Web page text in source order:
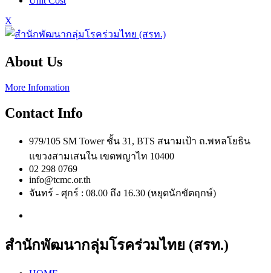
X
About Us
More Infomation
Contact Info
979/105 SM Tower ชั้น 31, BTS สนามเป้า ถ.พหลโยธิน
แขวงสามเสนใน เขตพญาไท 10400
02 298 0769
info@tcmc.or.th
จันทร์ - ศุกร์ : 08.00 ถึง 16.30 (หยุดนักขัตฤกษ์)
สำนักพัฒนากลุ่มโรคร่วมไทย (สรท.)